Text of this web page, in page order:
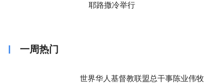
耶路撒冷举行
一周热门
世界华人基督教联盟总干事陈业伟牧